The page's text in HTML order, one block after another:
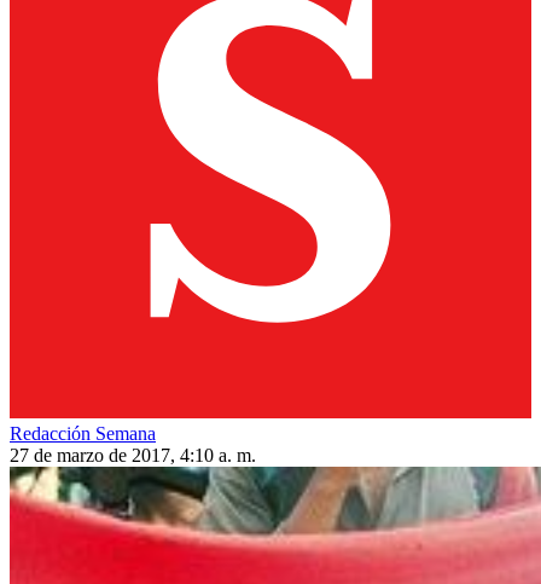
Redacción Semana
27 de marzo de 2017, 4:10 a. m.